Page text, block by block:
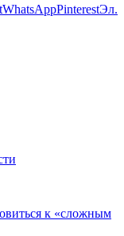
WhatsAppPinterestЭл.
к «сложным